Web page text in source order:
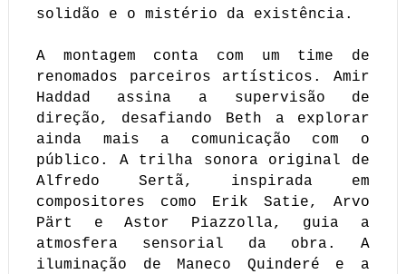
solidão e o mistério da existência.
A montagem conta com um time de
renomados parceiros artísticos. Amir
Haddad assina a supervisão de
direção, desafiando Beth a explorar
ainda mais a comunicação com o
público. A trilha sonora original de
Alfredo Sertã, inspirada em
compositores como Erik Satie, Arvo
Pärt e Astor Piazzolla, guia a
atmosfera sensorial da obra. A
iluminação de Maneco Quinderé e a